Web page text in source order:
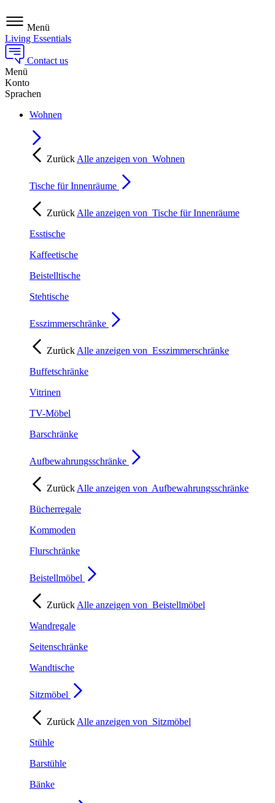
Menü
Living Essentials
Contact us
Menü
Konto
Sprachen
Wohnen
Zurück Alle anzeigen von Wohnen
Tische für Innenräume
Zurück Alle anzeigen von Tische für Innenräume
Esstische
Kaffeetische
Beistelltische
Stehtische
Esszimmerschränke
Zurück Alle anzeigen von Esszimmerschränke
Buffetschränke
Vitrinen
TV-Möbel
Barschränke
Aufbewahrungsschränke
Zurück Alle anzeigen von Aufbewahrungsschränke
Bücherregale
Kommoden
Flurschränke
Beistellmöbel
Zurück Alle anzeigen von Beistellmöbel
Wandregale
Seitenschränke
Wandtische
Sitzmöbel
Zurück Alle anzeigen von Sitzmöbel
Stühle
Barstühle
Bänke